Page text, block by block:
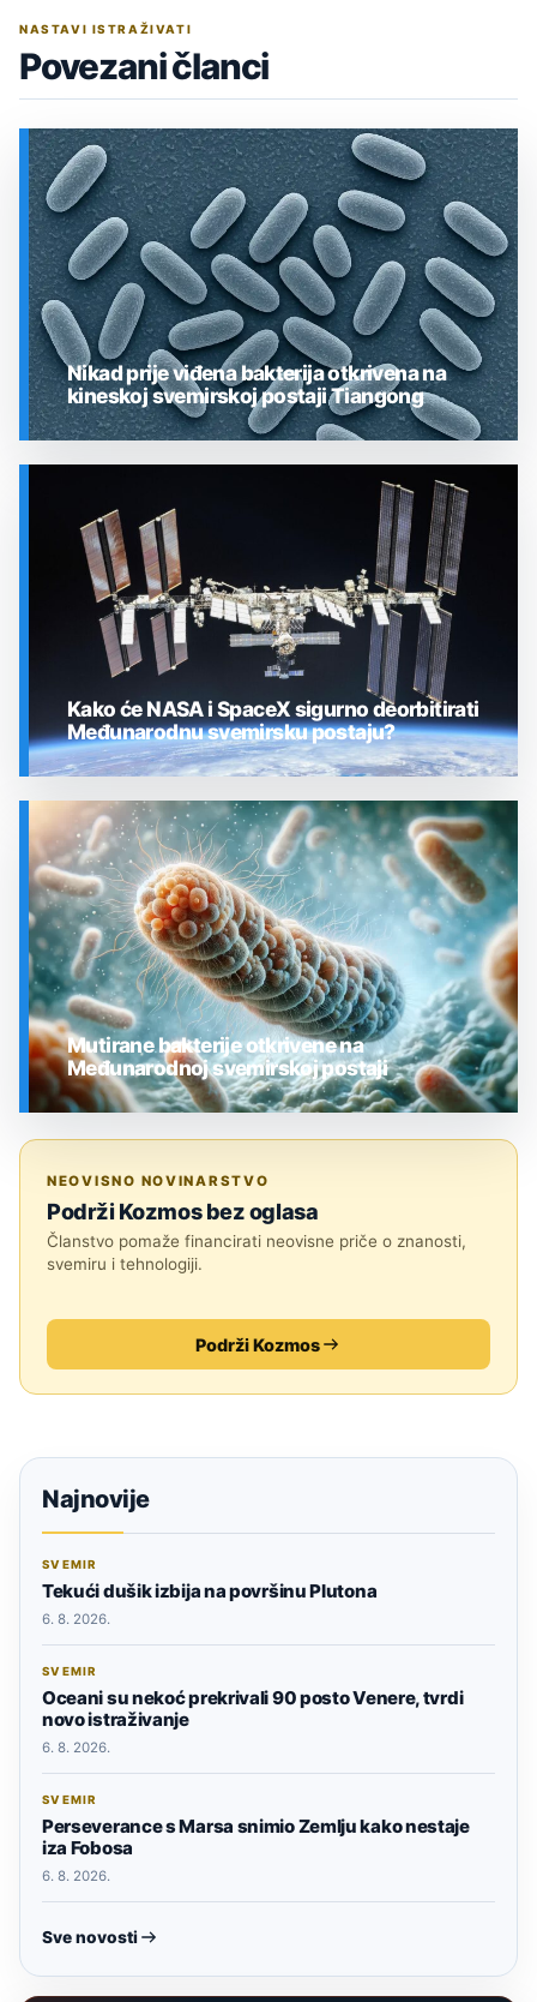
NASTAVI ISTRAŽIVATI
Povezani članci
Nikad prije viđena bakterija otkrivena na
kineskoj svemirskoj postaji Tiangong
SVEMIR
Kako će NASA i SpaceX sigurno deorbitirati
Međunarodnu svemirsku postaju?
Mutirane bakterije otkrivene na
Međunarodnoj svemirskoj postaji
NEOVISNO NOVINARSTVO
Podrži Kozmos bez oglasa
Članstvo pomaže financirati neovisne priče o znanosti,
svemiru i tehnologiji.
Podrži Kozmos
Najnovije
SVEMIR
Tekući dušik izbija na površinu Plutona
6. 8. 2026.
SVEMIR
Oceani su nekoć prekrivali 90 posto Venere, tvrdi
novo istraživanje
6. 8. 2026.
SVEMIR
Perseverance s Marsa snimio Zemlju kako nestaje
iza Fobosa
6. 8. 2026.
Sve novosti